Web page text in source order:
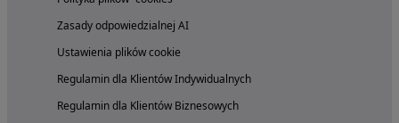
Zasady odpowiedzialnej AI
Ustawienia plików cookie
Regulamin dla Klientów Indywidualnych
Regulamin dla Klientów Biznesowych